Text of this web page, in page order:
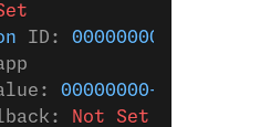
ID: 00000000-0000-
00000000-0000-
Not Set